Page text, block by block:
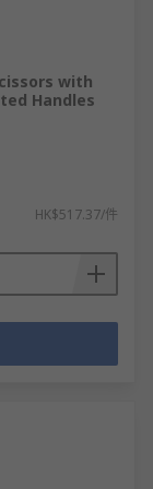
with
Handles
HK$517.37/件